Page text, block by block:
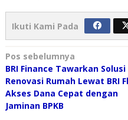
Ikuti Kami Pada
Navigasi
pos
Pos sebelumnya
BRI Finance Tawarkan Solusi
Renovasi Rumah Lewat BRI
Akses Dana Cepat dengan
Jaminan BPKB